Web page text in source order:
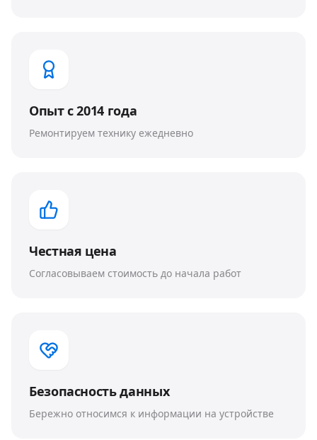
Опыт с 2014 года
Ремонтируем технику ежедневно
Честная цена
Согласовываем стоимость до начала работ
Безопасность данных
Бережно относимся к информации на устройстве